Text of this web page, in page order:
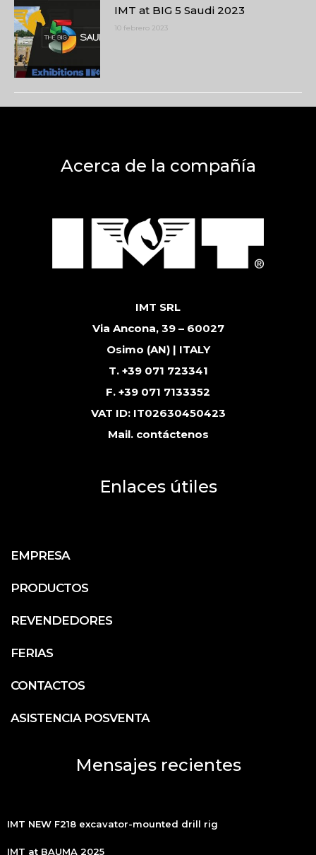
IMT at BIG 5 Saudi 2023
10 febrero 2023
Acerca de la compañía
IMT SRL
Via Ancona, 39 – 60027
Osimo (AN) | ITALY
T. +39 071 723341
F. +39 071 7133352
VAT ID: IT02630450423
Mail. contáctenos
Enlaces útiles
EMPRESA
PRODUCTOS
REVENDEDORES
FERIAS
CONTACTOS
ASISTENCIA POSVENTA
Mensajes recientes
IMT NEW F218 excavator-mounted drill rig
IMT at BAUMA 2025